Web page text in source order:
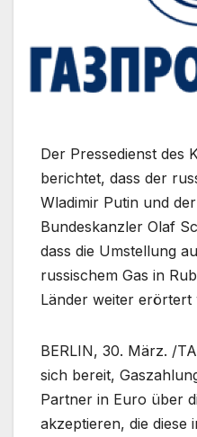
Der Pressedienst des
berichtet, dass der
Wladimir Putin und
Bundeskanzler Olaf
dass die Umstellung
russischem Gas in
Länder weiter erörtert
BERLIN, 30. März. /
sich bereit,
Partner in Euro über
akzeptieren, die diese